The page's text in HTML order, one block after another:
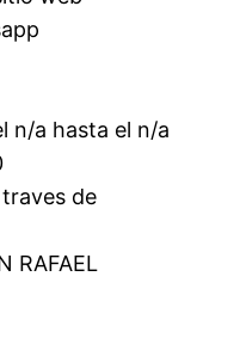
n/a hasta el n/a
de
RAFAEL